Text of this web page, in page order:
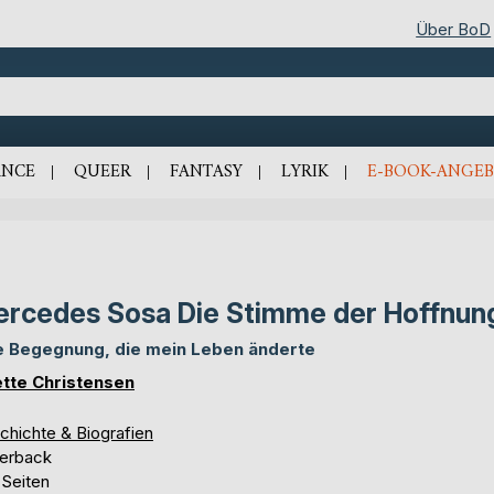
Über BoD
QUEER FANTASY LYRIK E-BOOK-
Sosa Die Stimme der
Begegnung, die mein Leben änderte
Christensen
& Biografien